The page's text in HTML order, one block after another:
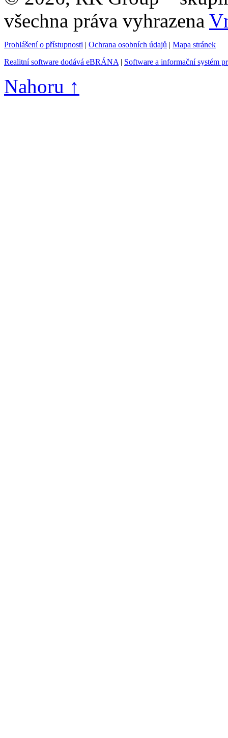
všechna práva vyhrazena
Prohlášení o přístupnosti | Ochrana osobních údajů | Mapa stránek
Realitní software dodává eBRÁNA | Software a informační systém
Nahoru ↑